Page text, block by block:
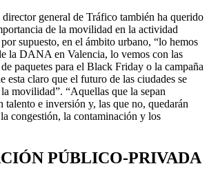
general de Tráfico también ha querido
de la movilidad en la actividad
supuesto, en el ámbito urbano, “lo hemos
la DANA en Valencia, lo vemos con las
paquetes para el Black Friday o la campaña
esta claro que el futuro de las ciudades se
movilidad”. “Aquellas que la sepan
talento e inversión y, las que no, quedarán
congestión, la contaminación y los
PÚBLICO-PRIVADA